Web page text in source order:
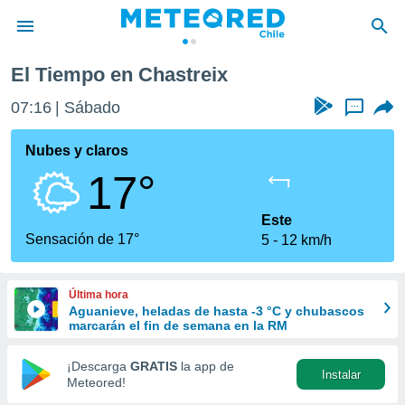
de
por
que se
calidad.
a este
las
y
forma
digital
basada
El Tiempo en Chastreix
07:16 Sábado ...
Nubes y claros
17°
Sensación de 17°
Este
5
12 km/h
Última hora
Aguanieve, heladas de hasta -3 °C y chubascos
marcarán el fin de semana en la RM
¡Descarga GRATIS la app de
Meteored!
Instalar